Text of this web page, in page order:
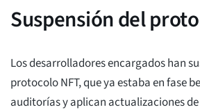
Suspensión del
Los desarrolladores encargados han
protocolo NFT, que ya estaba en fase
auditorías y aplican actualizaciones